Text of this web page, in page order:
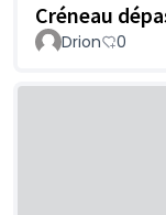
Créneau
Drion 0